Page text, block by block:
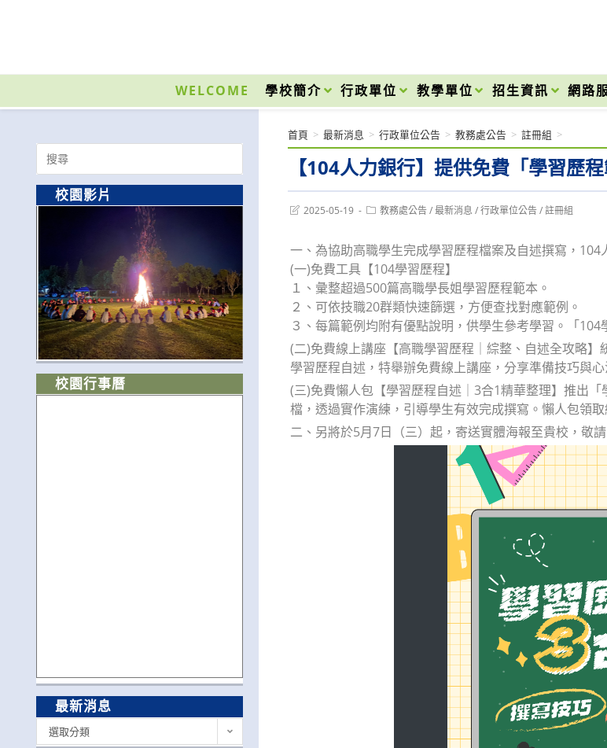
內
WELCOME 學校簡介 行政單位 教學單位 招生資訊 網路
【104人力銀行】提供免費「學習歷
首頁 > 最新消息 > 行政單位公告 > 教務處公告 > 註冊組 >
Post2025-05-19
Post教務處公告 / 最新消息 / 行政單位公告 / 註冊組
一、為協助高職學生完成學習歷程檔案及自述撰寫，
(一)免費工具【104學習歷程】
１、彙整超過500篇高職學長姐學習歷程範本。
２、可依技職20群類快速篩選，方便查找對應範例。
３、每篇範例均附有優點說明，供學生參考學習。「
(二)免費線上講座【高職學習歷程｜綜整、自述全攻略
學習歷程自述，特舉辦免費線上講座，分享準備技巧
(三)免費懶人包【學習歷程自述｜3合1精華整理】推出
檔，透過實作演練，引導學生有效完成撰寫。懶人包領
二、另將於5月7日（三）起，寄送實體海報至貴校，敬
Search
for:
校園影片
校園行事曆
最新消息
選取分類